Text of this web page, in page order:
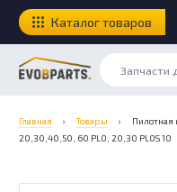
Каталог товаров
Главная › Товары ›
Пилотная
20,30,40,50, 60 PLO, 20,30 PLOS 10